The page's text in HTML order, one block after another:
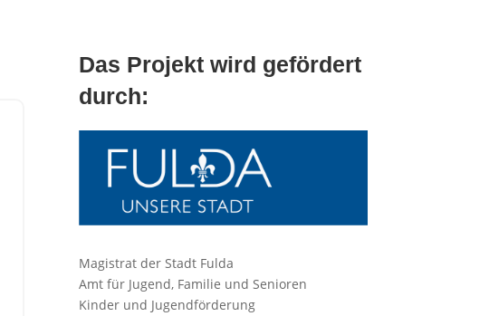
Das Projekt wird gefördert
durch:
Magistrat der Stadt Fulda
Amt für Jugend, Familie und Senioren
Kinder und Jugendförderung